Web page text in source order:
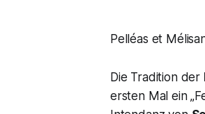
Pelléas et
Die Tradition der
ersten Mal ein „